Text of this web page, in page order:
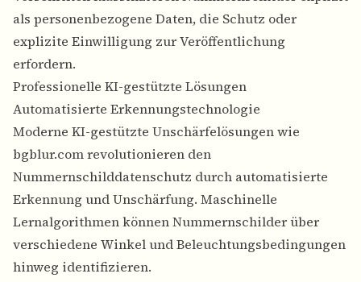
als personenbezogene Daten, die Schutz oder
explizite Einwilligung zur Veröffentlichung
erfordern.
Professionelle KI-gestützte Lösungen
Automatisierte Erkennungstechnologie
Moderne KI-gestützte Unschärfelösungen wie
bgblur.com revolutionieren den
Nummernschilddatenschutz durch automatisierte
Erkennung und Unschärfung. Maschinelle
Lernalgorithmen können Nummernschilder über
verschiedene Winkel und Beleuchtungsbedingungen
hinweg identifizieren.